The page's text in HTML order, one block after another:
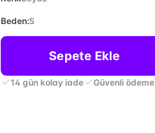
Beden:S
Sepete Ekle
14 gün kolay iade Güvenli ödeme